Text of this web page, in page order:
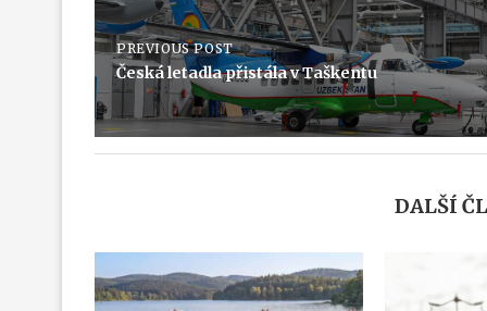
PREVIOUS POST
Česká letadla přistála v Taškentu
DALŠÍ